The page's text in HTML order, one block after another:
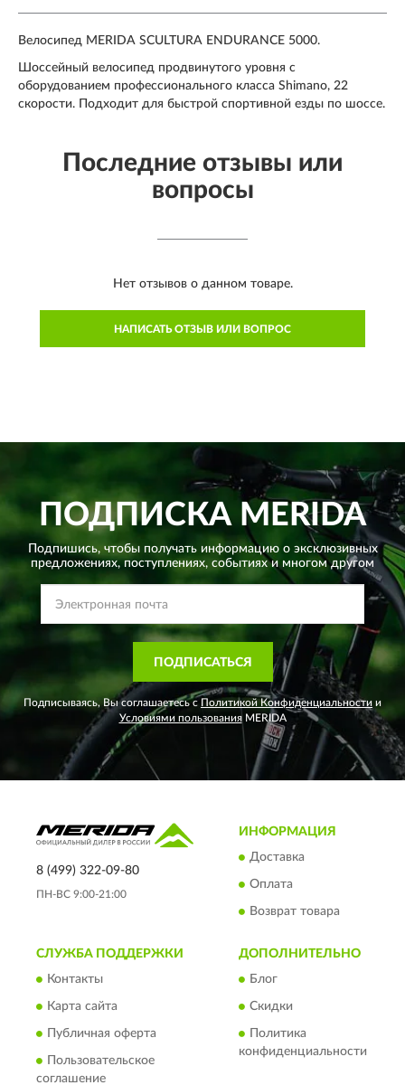
Велосипед MERIDA SCULTURA ENDURANCE 5000.
Шоссейный велосипед продвинутого уровня с
оборудованием профессионального класса Shimano, 22
скорости. Подходит для быстрой спортивной езды по шоссе.
Последние отзывы или
вопросы
Нет отзывов о данном товаре.
НАПИСАТЬ ОТЗЫВ ИЛИ ВОПРОС
ПОДПИСКАMERIDA
Подпишись, чтобы получать информацию о эксклюзивных
предложениях,поступлениях, событиях и многом другом
ПОДПИСАТЬСЯ
Подписываясь, Вы соглашаетесь с Политикой Конфиденциальности и
Условиями пользованияMERIDA
8 (499) 322-09-80
ПН-ВС 9:00-21:00
ИНФОРМАЦИЯ
Доставка
Оплата
Возврат товара
СЛУЖБА ПОДДЕРЖКИ
Контакты
Карта сайта
Публичная оферта
Пользовательское
соглашение
ДОПОЛНИТЕЛЬНО
Блог
Скидки
Политика
конфиденциальности